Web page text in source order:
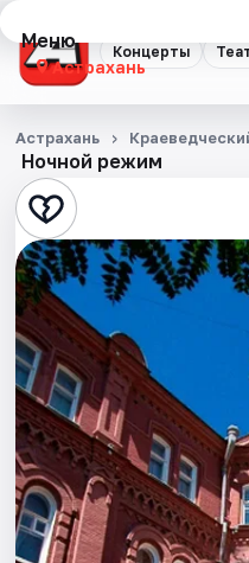
Концерты
Меню
Астрахань
Концерты
Театр
Стендап
Выставки
Квесты
Экскурсии
Спорт
События
Ночной режим
Астрахань